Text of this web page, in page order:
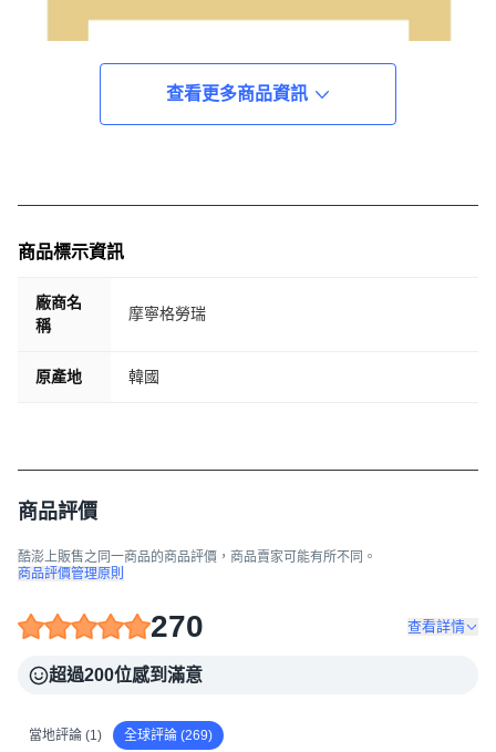
查看更多商品資訊
商品標示資訊
廠商名
稱
摩寧格勞瑞
原產地 韓國
商品評價
酷澎上販售之同一商品的商品評價，商品賣家可能有所不同。
商品評價管理原則
270 查看詳情
超過200位感到滿意
當地評論 (1) 全球評論 (269)